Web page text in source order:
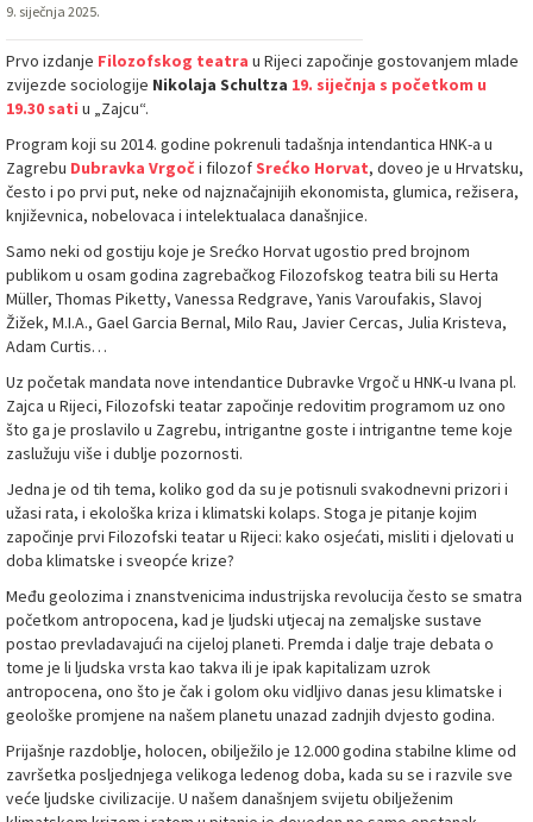
9. siječnja 2025.
Prvo izdanje Filozofskog teatra u Rijeci započinje gostovanjem mlade
zvijezde sociologije Nikolaja Schultza 19. siječnja s početkom u
19.30 sati u „Zajcu“.
Program koji su 2014. godine pokrenuli tadašnja intendantica HNK-a u
Zagrebu Dubravka Vrgoči filozofSrećko Horvat, doveo je u Hrvatsku,
često i po prvi put, neke od najznačajnijih ekonomista, glumica, režisera,
književnica, nobelovaca i intelektualaca današnjice.
Samo neki od gostiju koje je Srećko Horvat ugostio pred brojnom
publikom u osam godina zagrebačkog Filozofskog teatra bili su Herta
Müller, Thomas Piketty, Vanessa Redgrave, Yanis Varoufakis, Slavoj
Žižek, M.I.A., Gael Garcia Bernal, Milo Rau, Javier Cercas, Julia Kristeva,
Adam Curtis…
Uz početak mandata nove intendantice Dubravke Vrgoč u HNK-u Ivana pl.
Zajca u Rijeci, Filozofski teatar započinje redovitim programom uz ono
što ga je proslavilo u Zagrebu, intrigantne goste i intrigantne teme koje
zaslužuju više i dublje pozornosti.
Jedna je od tih tema, koliko god da su je potisnuli svakodnevni prizori i
užasi rata, i ekološka kriza i klimatski kolaps. Stoga je pitanje kojim
započinje prvi Filozofski teatar u Rijeci: kako osjećati, misliti i djelovati u
doba klimatske i sveopće krize?
Među geolozima i znanstvenicima industrijska revolucija često se smatra
početkom antropocena, kad je ljudski utjecaj na zemaljske sustave
postao prevladavajući na cijeloj planeti. Premda i dalje traje debata o
tome je li ljudska vrsta kao takva ili je ipak kapitalizam uzrok
antropocena, ono što je čak i golom oku vidljivo danas jesu klimatske i
geološke promjene na našem planetu unazad zadnjih dvjesto godina.
Prijašnje razdoblje, holocen, obilježilo je 12.000 godina stabilne klime od
završetka posljednjega velikoga ledenog doba, kada su se i razvile sve
veće ljudske civilizacije. U našem današnjem svijetu obilježenim